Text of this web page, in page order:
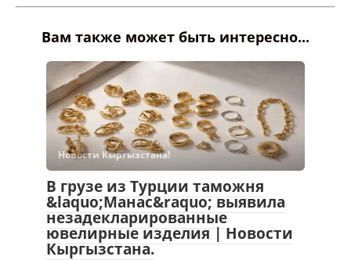
Вам также может быть интересно...
Новости Кыргызстана!
В грузе из Турции таможня
&laquo;Манас&raquo; выявила
незадекларированные
ювелирные изделия | Новости
Кыргызстана.